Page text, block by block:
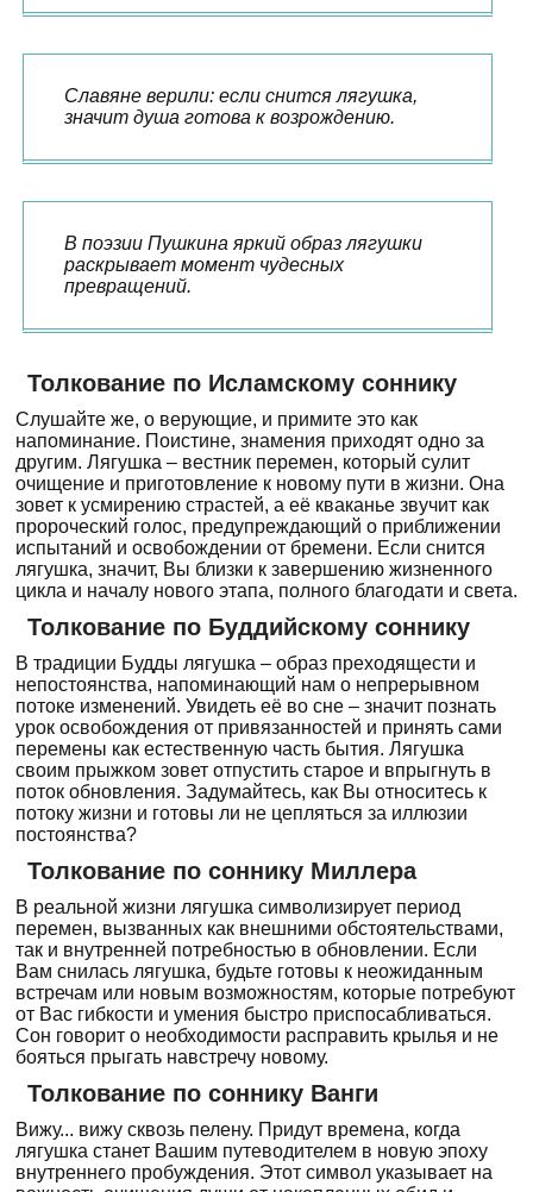
Славяне верили: если снится лягушка,
значит душа готова к возрождению.
В поэзии Пушкина яркий образ лягушки
раскрывает момент чудесных
превращений.
Толкование по Исламскому соннику
Слушайте же, о верующие, и примите это как
напоминание. Поистине, знамения приходят одно за
другим. Лягушка – вестник перемен, который сулит
очищение и приготовление к новому пути в жизни. Она
зовет к усмирению страстей, а её кваканье звучит как
пророческий голос, предупреждающий о приближении
испытаний и освобождении от бремени. Если снится
лягушка, значит, Вы близки к завершению жизненного
цикла и началу нового этапа, полного благодати и света.
Толкование по Буддийскому соннику
В традиции Будды лягушка – образ преходящести и
непостоянства, напоминающий нам о непрерывном
потоке изменений. Увидеть её во сне – значит познать
урок освобождения от привязанностей и принять сами
перемены как естественную часть бытия. Лягушка
своим прыжком зовет отпустить старое и впрыгнуть в
поток обновления. Задумайтесь, как Вы относитесь к
потоку жизни и готовы ли не цепляться за иллюзии
постоянства?
Толкование по соннику Миллера
В реальной жизни лягушка символизирует период
перемен, вызванных как внешними обстоятельствами,
так и внутренней потребностью в обновлении. Если
Вам снилась лягушка, будьте готовы к неожиданным
встречам или новым возможностям, которые потребуют
от Вас гибкости и умения быстро приспосабливаться.
Сон говорит о необходимости расправить крылья и не
бояться прыгать навстречу новому.
Толкование по соннику Ванги
Вижу... вижу сквозь пелену. Придут времена, когда
лягушка станет Вашим путеводителем в новую эпоху
внутреннего пробуждения. Этот символ указывает на